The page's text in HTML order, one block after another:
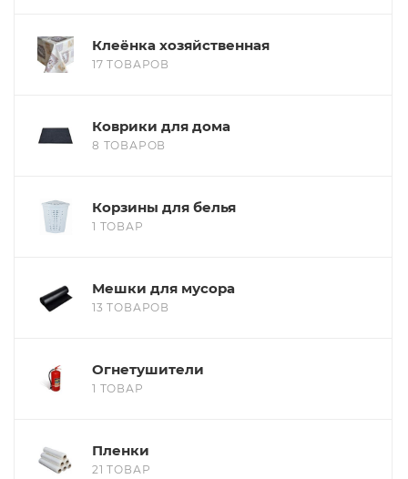
Клеёнка хозяйственная
17 ТОВАРОВ
Коврики для дома
8 ТОВАРОВ
Корзины для белья
1 ТОВАР
Мешки для мусора
13 ТОВАРОВ
Огнетушители
1 ТОВАР
Пленки
21 ТОВАР